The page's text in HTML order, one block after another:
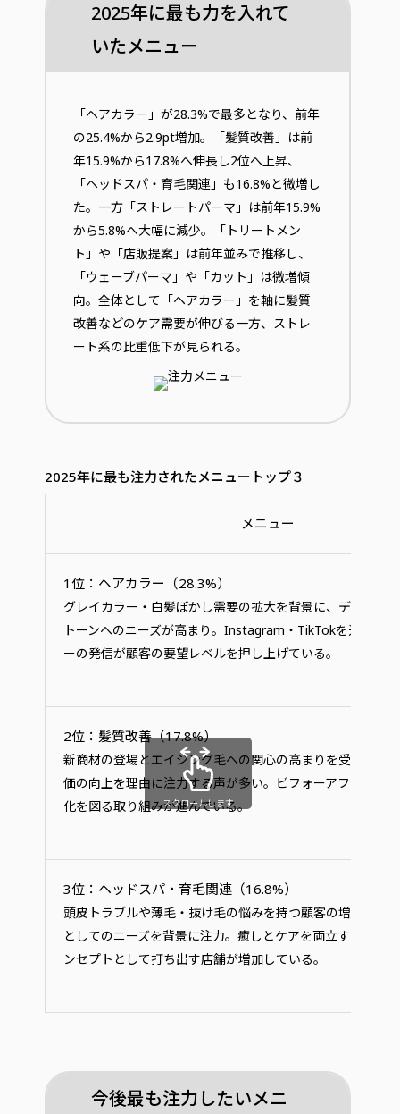
2025年に最も力を入れて
いたメニュー
「ヘアカラー」が28.3%で最多となり、前年
の25.4%から2.9pt増加。「髪質改善」は前
年15.9%から17.8%へ伸長し2位へ上昇、
「ヘッドスパ・育毛関連」も16.8%と微増し
た。一方「ストレートパーマ」は前年15.9%
から5.8%へ大幅に減少。「トリートメン
ト」や「店販提案」は前年並みで推移し、
「ウェーブパーマ」や「カット」は微増傾
向。全体として「ヘアカラー」を軸に髪質
改善などのケア需要が伸びる一方、ストレ
ート系の比重低下が見られる。
2025年に最も注力されたメニュートップ３
メニュー
1位：ヘアカラー（28.3%）
グレイカラー・白髪ぼかし需要の拡大を背景に、デザイン
トーンへのニーズが高まり。Instagram・TikTokを通じた
ーの発信が顧客の要望レベルを押し上げている。
2位：髪質改善（17.8%）
新商材の登場とエイジング毛への関心の高まりを受け、高
価の向上を理由に注力する声が多い。ビフォーアフターで
化を図る取り組みが進んでいる。
3位：ヘッドスパ・育毛関連（16.8%）
頭皮トラブルや薄毛・抜け毛の悩みを持つ顧客の増加、エ
としてのニーズを背景に注力。癒しとケアを両立するサロ
ンセプトとして打ち出す店舗が増加している。
スクロールします
今後最も注力したいメニ